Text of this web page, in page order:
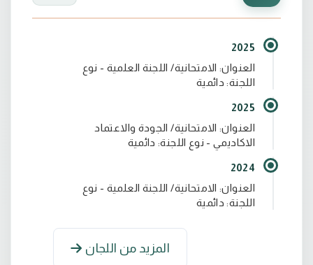
2025
العنوان: الامتحانية/ اللجنة العلمية - نوع
اللجنة: دائمية
2025
العنوان: الامتحانية/ الجودة والاعتماد
الاكاديمي - نوع اللجنة: دائمية
2024
العنوان: الامتحانية/ اللجنة العلمية - نوع
اللجنة: دائمية
المزيد من اللجان